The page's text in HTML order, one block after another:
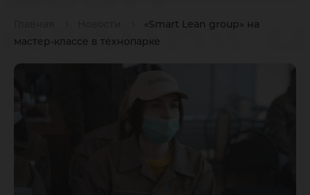
«Smart Lean group» на
мастер-классе в технопарке
group»
мастер-
классе в